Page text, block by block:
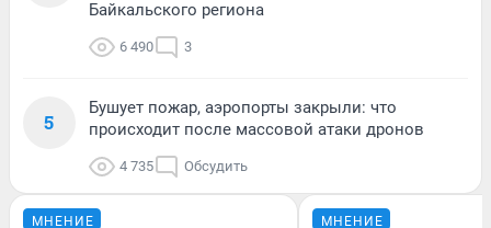
Байкальского региона
6 490 3
5
Бушует пожар, аэропорты закрыли: что
происходит после массовой атаки дронов
4 735 Обсудить
МНЕНИЕ МНЕНИЕ